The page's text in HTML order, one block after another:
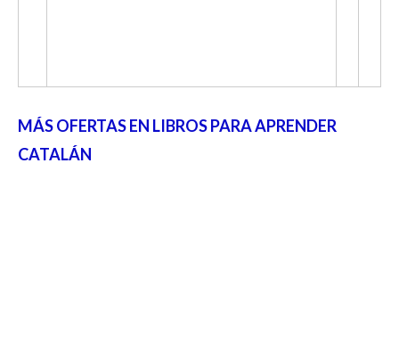
MÁS OFERTAS EN LIBROS PARA APRENDER
CATALÁN